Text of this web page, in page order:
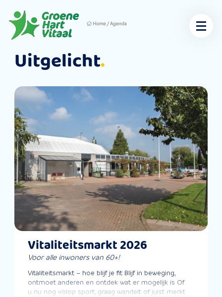
Home /Agenda
Uitgelicht
Vitaliteitsmarkt 2026
Voor alle inwoners van 60+!
Vitaliteitsmarkt – hoe blijf je fit Blijf in beweging,
ontmoet anderen en ontdek wat er mogelijk is Of
u nu nog volop sport, graag wandelt of juist merkt